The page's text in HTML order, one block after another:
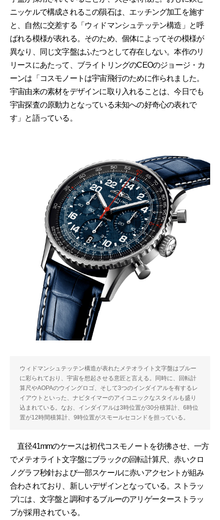
ニッケルで構成されるこの隕石は、エッチング加工を施す
と、自然に交差する「ウィドマンシュテッテン構造」と呼
ばれる模様が表れる。そのため、個体によってその模様が
異なり、同じ文字盤はふたつとして存在しない。本作のリ
リースにあたって、ブライトリングのCEOのジョージ・カ
ーンは「コスモノートは宇宙飛行のために作られました。
宇宙由来の素材をデザインに取り入れることは、今日でも
宇宙探査の原動力となっている未知への好奇心の表れで
す」と語っている。
ウィドマンシュテッテン構造が表れたメテオライト文字盤はブルー
に彩られており、宇宙を想起させる意匠と言える。同時に、回転計
算尺やAOPAのウイングロゴ、そして3つのインダイアルを有するレ
イアウトといった、ナビタイマーのアイコニックなスタイルも盛り
込まれている。なお、インダイアルは3時位置が30分積算計、6時位
置が12時間積算計、9時位置がスモールセコンドを担っている。
直径41mmのケースは初代コスモノートを彷彿させ、一方
でメテオライト文字盤にブラックの回転計算尺、赤いクロ
ノグラフ秒針および一部スケールに赤いアクセントが組み
合わされており、新しいデザインとなっている。ストラッ
プには、文字盤と調和するブルーのアリゲーターストラッ
プが採用されている。